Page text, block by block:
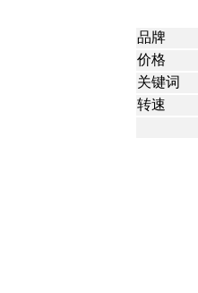
品牌
价格
关键词
转速